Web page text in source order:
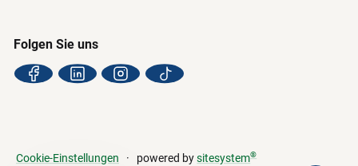
Folgen Sie uns
Cookie-Einstellungen powered bysitesystem®